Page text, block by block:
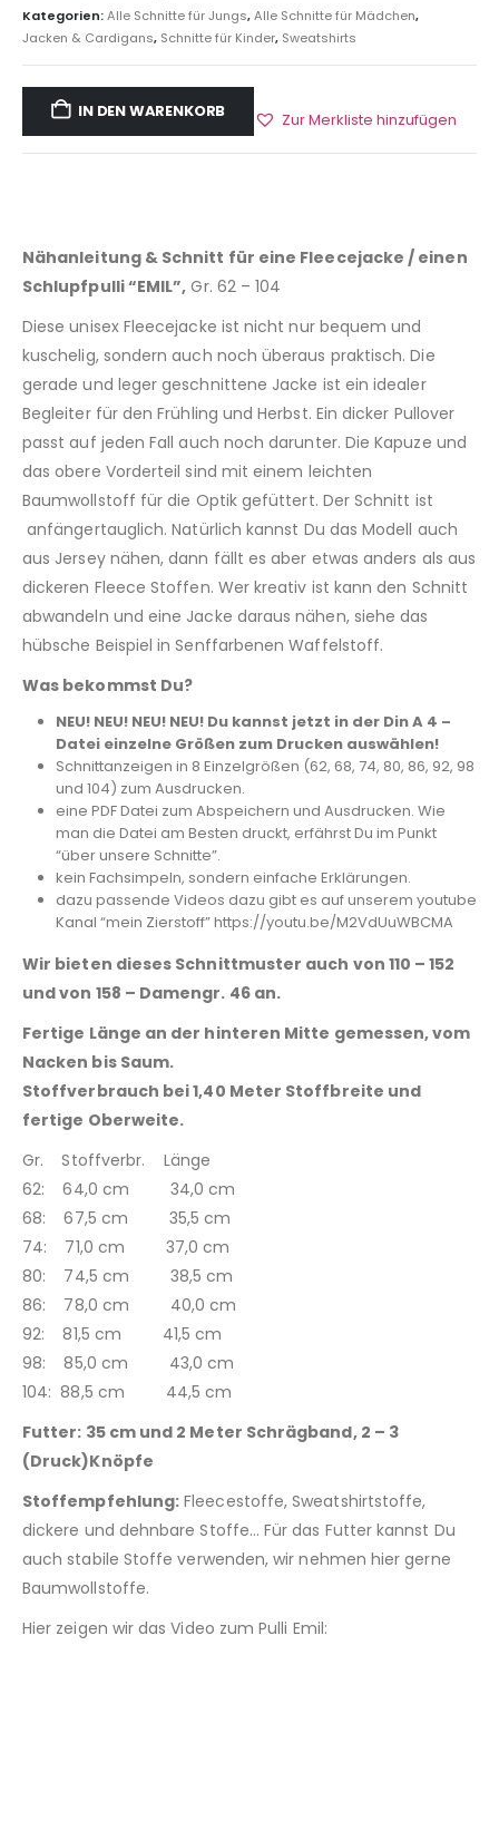
Kategorien:Alle Schnitte für Jungs,Alle Schnitte für Mädchen,
Jacken & Cardigans, Schnitte für Kinder, Sweatshirts
IN DEN WARENKORB Zur Merkliste hinzufügen
Nähanleitung & Schnitt für eine Fleecejacke / einen
Schlupfpulli “EMIL”, Gr. 62 – 104
Diese unisex Fleecejacke ist nicht nur bequem und
kuschelig, sondern auch noch überaus praktisch. Die
gerade und leger geschnittene Jacke ist ein idealer
Begleiter für den Frühling und Herbst. Ein dicker Pullover
passt auf jeden Fall auch noch darunter. Die Kapuze und
das obere Vorderteil sind mit einem leichten
Baumwollstoff für die Optik gefüttert. Der Schnitt ist
anfängertauglich. Natürlich kannst Du das Modell auch
aus Jersey nähen, dann fällt es aber etwas anders als aus
dickeren Fleece Stoffen. Wer kreativ ist kann den Schnitt
abwandeln und eine Jacke daraus nähen, siehe das
hübsche Beispiel in Senffarbenen Waffelstoff.
Was bekommst Du?
NEU! NEU! NEU! NEU! Du kannst jetzt in der Din A 4 –
Datei einzelne Größen zum Drucken auswählen!
Schnittanzeigen in 8 Einzelgrößen (62, 68, 74, 80, 86, 92, 98
und 104) zum Ausdrucken.
eine PDF Datei zum Abspeichern und Ausdrucken. Wie
man die Datei am Besten druckt, erfährst Du im Punkt
“über unsere Schnitte”.
kein Fachsimpeln, sondern einfache Erklärungen.
dazu passende Videos dazu gibt es auf unserem youtube
Kanal “mein Zierstoff” https://youtu.be/M2VdUuWBCMA
Wir bieten dieses Schnittmuster auch von 110 – 152
und von 158 – Damengr. 46 an.
Fertige Länge an der hinteren Mitte gemessen, vom
Nacken bis Saum.
Stoffverbrauch bei 1,40 Meter Stoffbreite und
fertige Oberweite.
Gr. Stoffverbr. Länge
62: 64,0 cm 34,0 cm
68: 67,5 cm 35,5 cm
74: 71,0 cm 37,0 cm
80: 74,5 cm 38,5 cm
86: 78,0 cm 40,0 cm
92: 81,5 cm 41,5 cm
98: 85,0 cm 43,0 cm
104: 88,5 cm 44,5 cm
Futter: 35 cm und 2 Meter Schrägband, 2 – 3
(Druck)Knöpfe
Stoffempfehlung: Fleecestoffe, Sweatshirtstoffe,
dickere und dehnbare Stoffe… Für das Futter kannst Du
auch stabile Stoffe verwenden, wir nehmen hier gerne
Baumwollstoffe.
Hier zeigen wir das Video zum Pulli Emil: